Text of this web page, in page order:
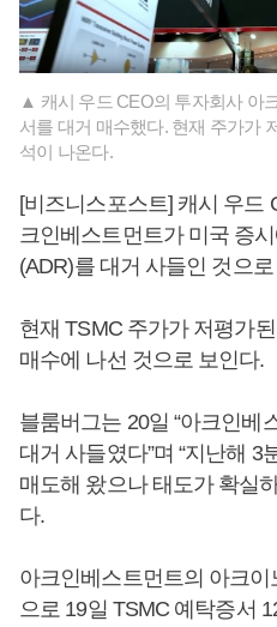
▲ 캐시 우드 CEO의 투자회사 아
서를 대거 매수했다. 현재 주가가
석이 나온다.
[비즈니스포스트] 캐시 우드
크인베스트먼트가 미국 증
(ADR)를 대거 사들인 것으
현재 TSMC 주가가 저평가
매수에 나선 것으로 보인다.
블룸버그는 20일 “아크인베
대거 사들였다”며 “지난해 3
매도해 왔으나 태도가 확실
다.
아크인베스트먼트의 아크
으로 19일 TSMC 예탁증서